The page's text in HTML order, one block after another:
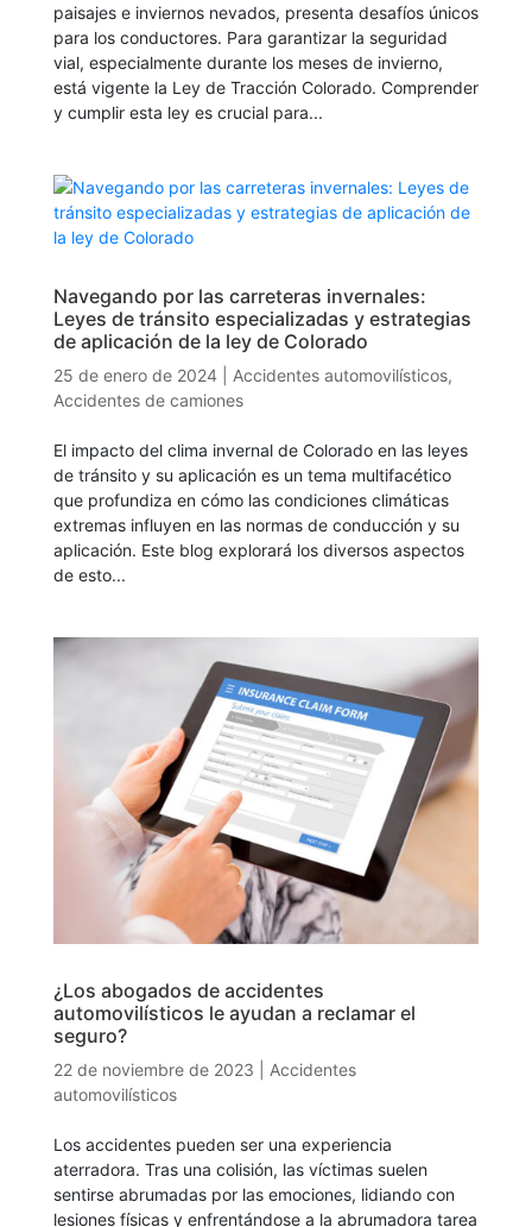
paisajes e inviernos nevados, presenta desafíos únicos
para los conductores. Para garantizar la seguridad
vial, especialmente durante los meses de invierno,
está vigente la Ley de Tracción Colorado. Comprender
y cumplir esta ley es crucial para...
Navegando por las carreteras invernales:
Leyes de tránsito especializadas y estrategias
de aplicación de la ley de Colorado
25 de enero de 2024| Accidentes automovilísticos,
Accidentes de camiones
El impacto del clima invernal de Colorado en las leyes
de tránsito y su aplicación es un tema multifacético
que profundiza en cómo las condiciones climáticas
extremas influyen en las normas de conducción y su
aplicación. Este blog explorará los diversos aspectos
de esto...
¿Los abogados de accidentes
automovilísticos le ayudan a reclamar el
seguro?
22 de noviembre de 2023
Accidentes
automovilísticos
Los accidentes pueden ser una experiencia
aterradora. Tras una colisión, las víctimas suelen
sentirse abrumadas por las emociones, lidiando con
lesiones físicas y enfrentándose a la abrumadora tarea